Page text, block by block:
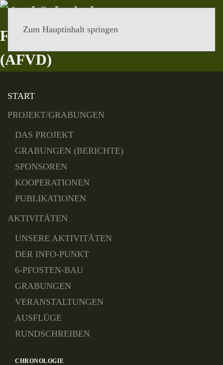
Zum Hauptinhalt springen
START
PROJEKT/GRABUNGEN
DAS PROJEKT
GRABUNGEN (BERICHTE)
SPONSOREN
KOOPERATIONEN
PUBLIKATIONEN
AKTIVITÄTEN
UNSERE AKTIVITÄTEN
DER INFO-PUNKT
6-PFOSTEN-BAU
GRABUNGEN
VERANSTALTUNGEN
AUSFLÜGE
RUNDSCHREIBEN
CHRONOLOGIE